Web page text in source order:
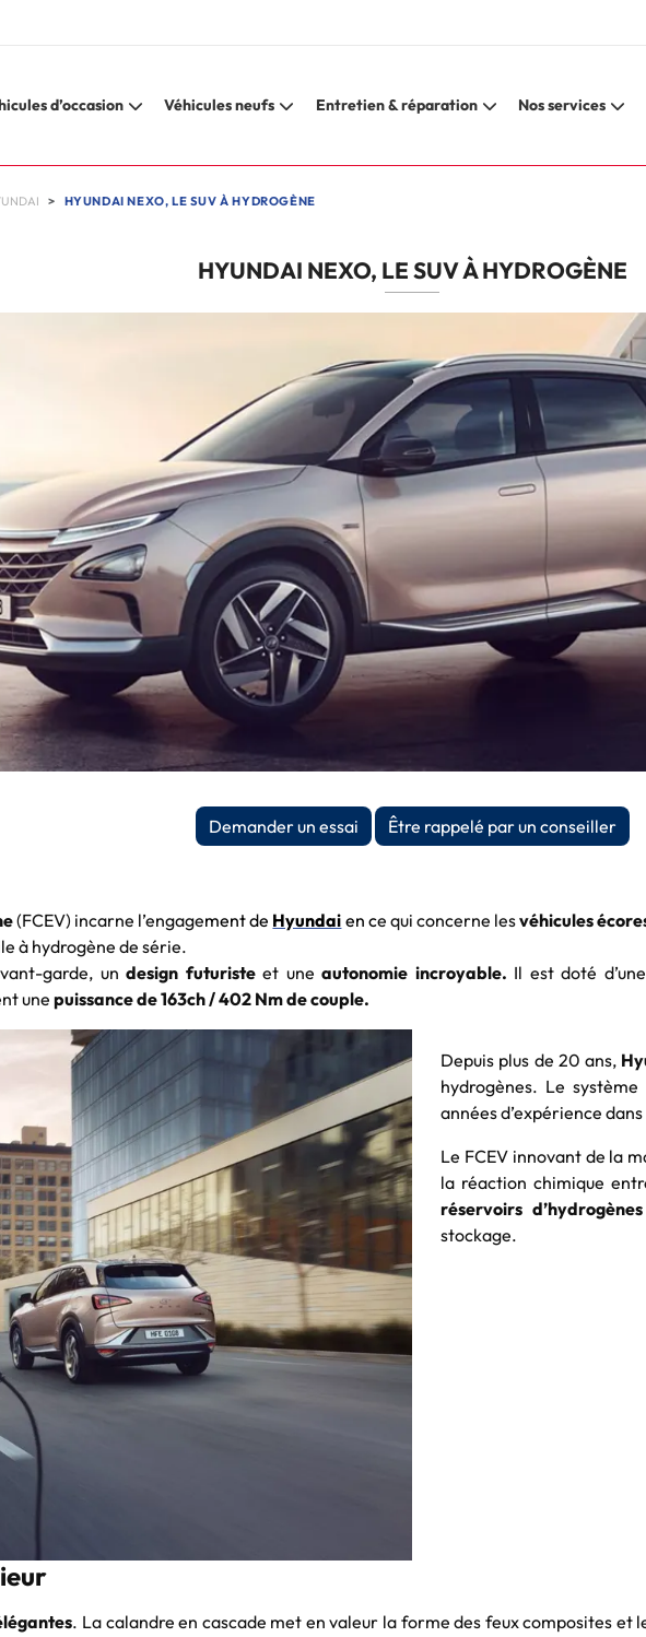
d’occasion Véhicules neufs Entretien & réparation Nos services
HYUNDAI NEXO, LE SUV À HYDROGÈNE
HYUNDAI NEXO, LE SUV À HYDROGÈNE
Demander un essai Être rappelé par un conseiller
(FCEV) incarne l’engagement de Hyundai en ce qui concerne lesvéhicules
à hydrogène de série.
garde, undesign futuristeet uneautonomie incroyable. Il est doté
une puissance de 163ch / 402 Nm de couple.
Depuis plus de 20 ans,
hydrogènes. Le
années d’expérience
Le FCEV innovant de la
la réaction chimique
réservoirs d’hydrogènes
stockage.
. La calandre en cascade met en valeur la forme des feux composites et